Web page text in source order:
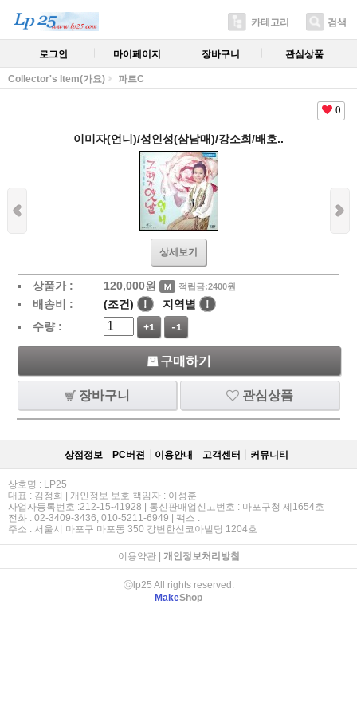
카테고리 검색
로그인 마이페이지 장바구니 관심상품
Collector's Item(가요) 파트C
0
이미자(언니)/성인성(삼남매)/강소희/배호..
상세보기
상품가 : 120,000원 적립금:2400원
배송비 : (조건) ! 지역별
!
수량 :
+1 -1
구매하기
장바구니 관심상품
상점정보 PC버젼 이용안내 고객센터 커뮤니티
상호명 : LP25
대표 : 김정희 | 개인정보 보호 책임자 : 이성훈
사업자등록번호 :212-15-41928 | 통신판매업신고번호 : 마포구청 제1654호
전화 : 02-3409-3436, 010-5211-6949 | 팩스 :
주소 : 서울시 마포구 마포동 350 강변한신코아빌딩 1204호
이용약관| 개인정보처리방침
ⓒlp25 All rights reserved.
MakeShop